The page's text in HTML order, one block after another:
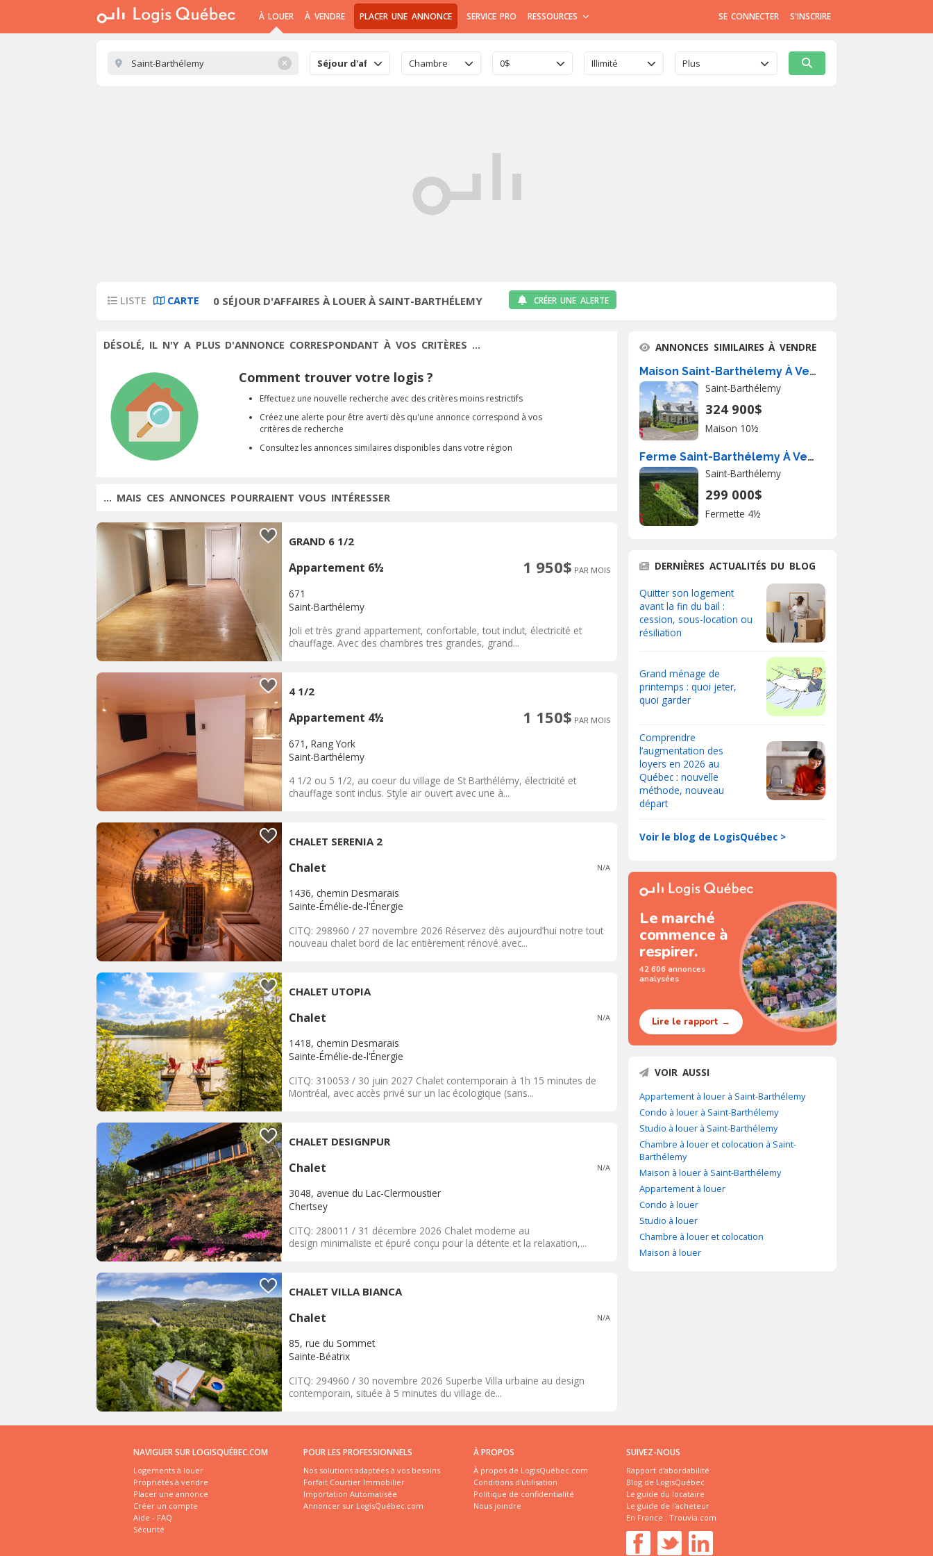
À LOUER À VENDRE PLACER UNE ANNONCE SERVICE PRO RESSOURCES SE CONNECTER S'INSCRIRE
✕ Séjour d'affaires Chambre 0$ Illimité Plus
LISTE CARTE 0 SÉJOUR D'AFFAIRES À LOUER À SAINT-BARTHÉLEMY CRÉER UNE ALERTE
DÉSOLÉ, IL N'Y A PLUS D'ANNONCE CORRESPONDANT À VOS CRITÈRES ...
Comment trouver votre logis ?
Effectuez une nouvelle recherche avec des critères moins restrictifs
Créez une alerte pour être averti dès qu'une annonce correspond à vos
critères de recherche
Consultez les annonces similaires disponibles dans votre région
... MAIS CES ANNONCES POURRAIENT VOUS INTÉRESSER
GRAND 6 1/2
Appartement 6½ 1 950$ PAR MOIS
671
Saint-Barthélemy
Joli et très grand appartement, confortable, tout inclut, électricité et
chauffage. Avec des chambres tres grandes, grand...
4 1/2
Appartement 4½ 1 150$ PAR MOIS
671, Rang York
Saint-Barthélemy
4 1/2 ou 5 1/2, au coeur du village de St Barthélémy, électricité et
chauffage sont inclus. Style air ouvert avec une à...
CHALET SERENIA 2
Chalet N/A
1436, chemin Desmarais
Sainte-Émélie-de-l'Énergie
CITQ: 298960 / 27 novembre 2026 Réservez dès aujourd’hui notre tout
nouveau chalet bord de lac entièrement rénové avec...
CHALET UTOPIA
Chalet N/A
1418, chemin Desmarais
Sainte-Émélie-de-l'Énergie
CITQ: 310053 / 30 juin 2027 Chalet contemporain à 1h 15 minutes de
Montréal, avec accès privé sur un lac écologique (sans...
CHALET DESIGNPUR
Chalet N/A
3048, avenue du Lac-Clermoustier
Chertsey
CITQ: 280011 / 31 décembre 2026 Chalet moderne au
design minimaliste et épuré conçu pour la détente et la relaxation,...
CHALET VILLA BIANCA
Chalet N/A
85, rue du Sommet
Sainte-Béatrix
CITQ: 294960 / 30 novembre 2026 Superbe Villa urbaine au design
contemporain, située à 5 minutes du village de...
ANNONCES SIMILAIRES À VENDRE
Maison Saint-Barthélemy À Vendre
Saint-Barthélemy
324 900$
Maison 10½
Ferme Saint-Barthélemy À Vendre
Saint-Barthélemy
299 000$
Fermette 4½
DERNIÈRES ACTUALITÉS DU BLOG
Quitter son logement
avant la fin du bail :
cession, sous-location ou
résiliation
Grand ménage de
printemps : quoi jeter,
quoi garder
Comprendre
l’augmentation des
loyers en 2026 au
Québec : nouvelle
méthode, nouveau
départ
Voir le blog de LogisQuébec >
Le marché
commence à
respirer.
42 606 annonces
analysées
Lire le rapport →
VOIR AUSSI
Appartement à louer à Saint-Barthélemy
Condo à louer à Saint-Barthélemy
Studio à louer à Saint-Barthélemy
Chambre à louer et colocation à Saint-
Barthélemy
Maison à louer à Saint-Barthélemy
Appartement à louer
Condo à louer
Studio à louer
Chambre à louer et colocation
Maison à louer
NAVIGUER SUR LOGISQUÉBEC.COM
Logements à louer
Propriétés à vendre
Placer une annonce
Créer un compte
Aide - FAQ
Sécurité
POUR LES PROFESSIONNELS
Nos solutions adaptées à vos besoins
Forfait Courtier Immobilier
Importation Automatisée
Annoncer sur LogisQuébec.com
À PROPOS
À propos de LogisQuébec.com
Conditions d'utilisation
Politique de confidentialité
Nous joindre
SUIVEZ-NOUS
Rapport d'abordabilité
Blog de LogisQuébec
Le guide du locataire
Le guide de l'acheteur
En France : Trouvia.com